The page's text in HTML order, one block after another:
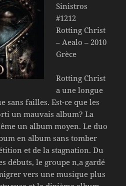
Sinistros
#1212
Rotting Christ
– Aealo – 2010
Grèce
Rotting Christ
a une longue
sans failles. Est-ce que les
un mauvais album? La
un album moyen. Le duo
en album sans tomber
et de la stagnation. Du
débuts, le groupe n,a gardé
vers une musique plus